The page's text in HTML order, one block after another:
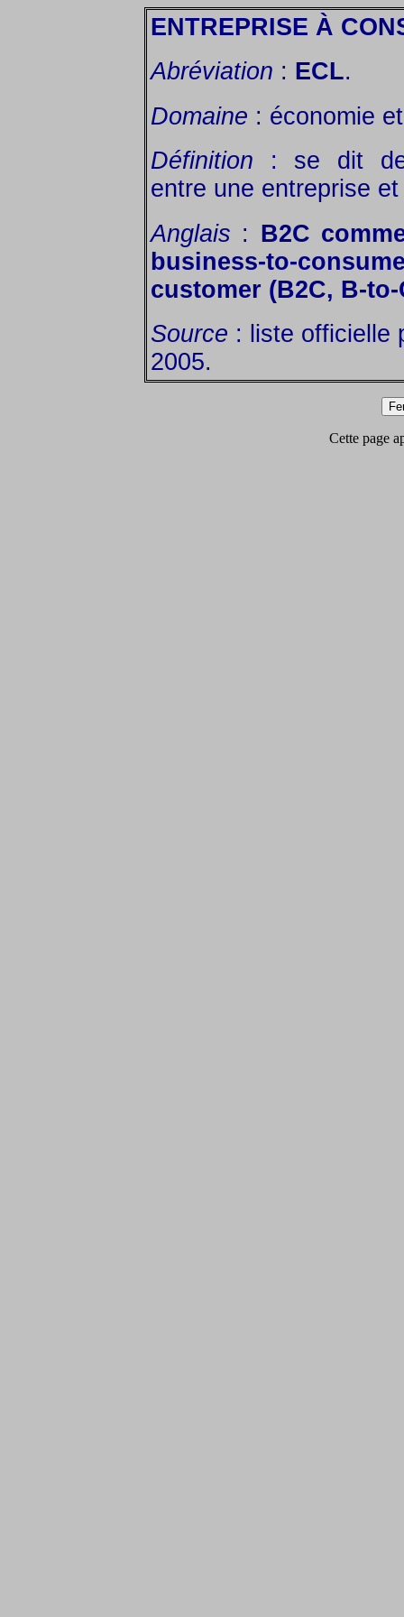
ENTREPRISE À
Abréviation : ECL.
Domaine : économie
Définition : se dit
entre une entreprise
Anglais : B2C
business-to-
customer (B2C, B-to-
Source : liste officielle
2005.
Cette page